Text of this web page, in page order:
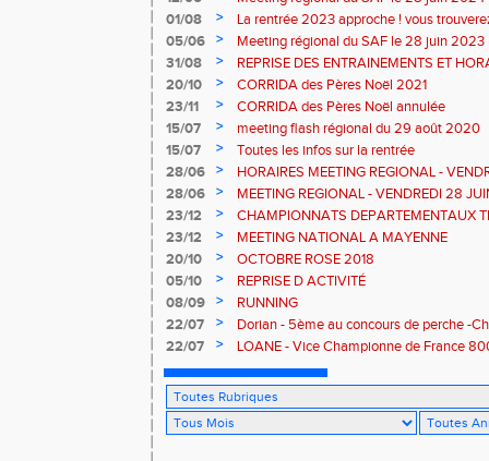
01/08
>
La rentrée 2023 approche ! vous
qui suit sinon, rendez-vous au forum des
septembre 2023 à la Plaine des Sports
05/06 >
Meeting régional du SAF le 28 juin 2023
31/08
>
REPRISE DES ENTRAINEMENTS ET
20/10
>
CORRIDA des Pères Noël 2021
23/11
>
CORRIDA des Pères Noël annulée
15/07
>
meeting flash régional du 29 août 2020
15/07
>
Toutes les infos sur la rentrée
28/06
>
HORAIRES MEETING REGIONAL -
28/06
>
MEETING REGIONAL - VENDREDI 28
23/12
>
CHAMPIONNATS DEPARTEMENTAUX
VENDESPACE
23/12 >
MEETING NATIONAL A MAYENNE
20/10
>
OCTOBRE ROSE 2018
05/10
>
REPRISE D ACTIVITÉ
08/09
>
RUNNING
22/07
>
Dorian - 5ème au concours de perche -
22/07
> LOANE - Vice Championne de France